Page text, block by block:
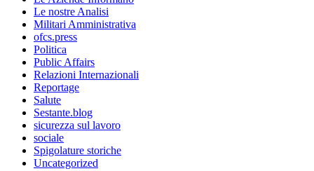
Le nostre Analisi
Militari Amministrativa
ofcs.press
Politica
Public Affairs
Relazioni Internazionali
Reportage
Salute
Sestante.blog
sicurezza sul lavoro
sociale
Spigolature storiche
Uncategorized